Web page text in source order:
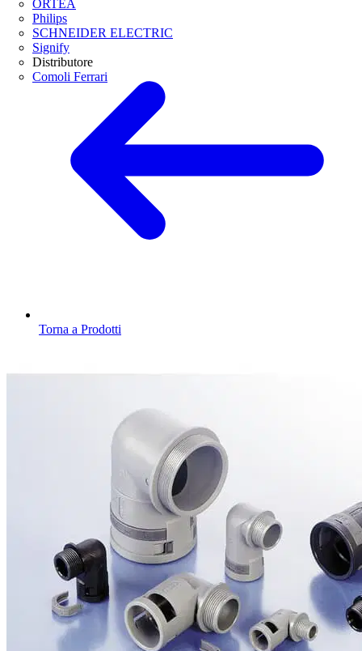
ORTEA
Philips
SCHNEIDER ELECTRIC
Signify
Distributore
Comoli Ferrari
Torna a Prodotti